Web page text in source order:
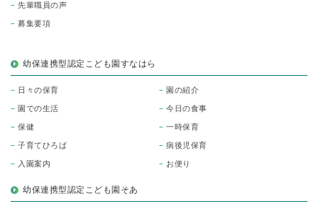
先輩職員の声
募集要項
幼保連携型認定こども園すなはら
日々の保育 園の紹介
園での生活 今日の食事
保健 一時保育
子育てひろば 病後児保育
入園案内 お便り
幼保連携型認定こども園そあ